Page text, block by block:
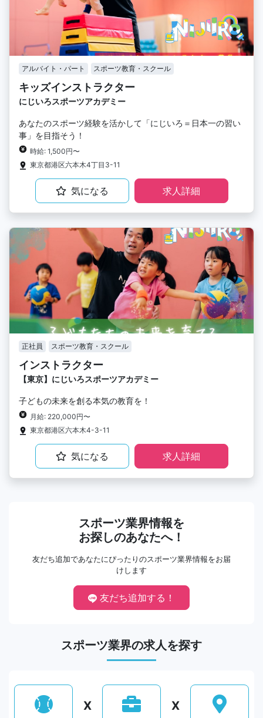
アルバイト・パート スポーツ教育・スクール
キッズインストラクター
にじいろスポーツアカデミー
あなたのスポーツ経験を活かして「にじいろ＝日本一の習い
事」を目指そう！
時給: 1,500円〜
東京都港区六本木4丁目3-11
気になる 求人詳細
正社員 スポーツ教育・スクール
インストラクター
【東京】にじいろスポーツアカデミー
子どもの未来を創る本気の教育を！
月給: 220,000円〜
東京都港区六本木4-3-11
気になる 求人詳細
スポーツ業界情報を
お探しのあなたへ！
友だち追加であなたにぴったりのスポーツ業界情報をお届
けします
友だち追加する！
スポーツ業界の求人を探す
X X